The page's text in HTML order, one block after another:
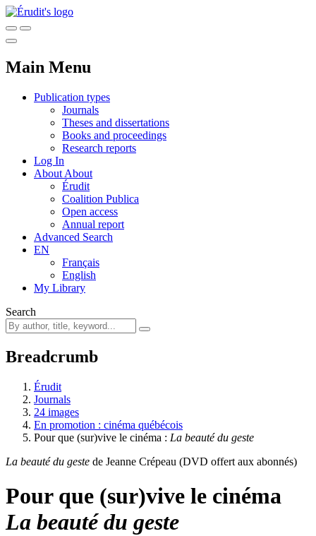
Main Menu
Publication types
Journals
Theses and dissertations
Books and proceedings
Research reports
Log In
About About
Érudit
Coalition Publica
Open access
Annual report
Advanced Search
EN
Français
English
My Library
Search
Breadcrumb
Érudit
Journals
24 images
En promotion : cinéma québécois
Pour que (sur)vive le cinéma : La beauté du geste
La beauté du geste de Jeanne Crépeau (DVD offert aux abonnés)
Pour que (sur)vive le cinéma
La beauté du geste